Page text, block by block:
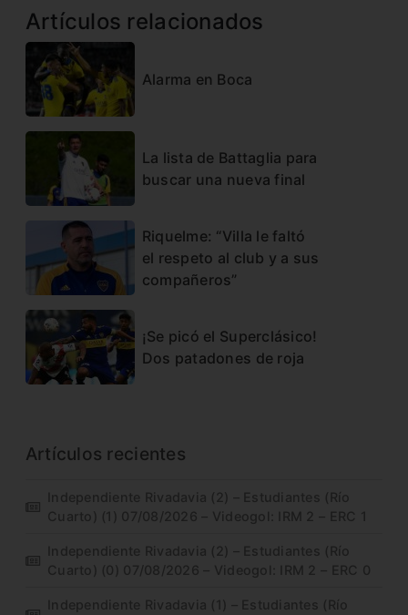
Artículos relacionados
Alarma en Boca
La lista de Battaglia para
buscar una nueva final
Riquelme: “Villa le faltó
el respeto al club y a sus
compañeros”
¡Se picó el Superclásico!
Dos patadones de roja
Artículos recientes
Independiente Rivadavia (2) – Estudiantes (Río
Cuarto) (1) 07/08/2026 – Videogol: IRM 2 – ERC 1
Independiente Rivadavia (2) – Estudiantes (Río
Cuarto) (0) 07/08/2026 – Videogol: IRM 2 – ERC 0
Independiente Rivadavia (1) – Estudiantes (Río